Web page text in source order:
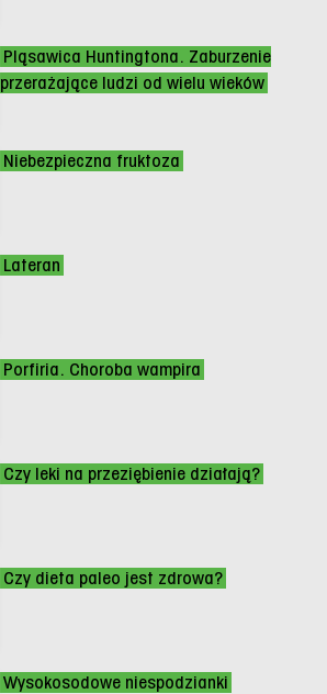
Pląsawica Huntingtona. Zaburzenie
przerażające ludzi od wielu wieków
Niebezpieczna fruktoza
Lateran
Porfiria. Choroba wampira
Czy leki na przeziębienie działają?
Czy dieta paleo jest zdrowa?
Wysokosodowe niespodzianki